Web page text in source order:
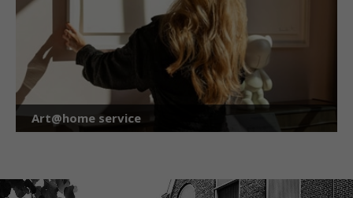
Art@home service